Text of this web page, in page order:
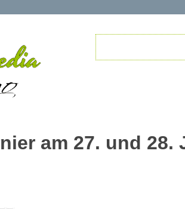
am 27. und 28.